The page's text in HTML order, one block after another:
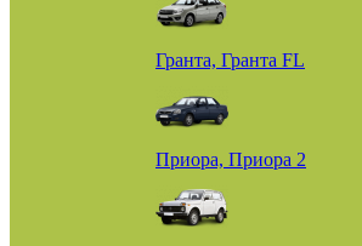
Гранта, Гранта FL
Приора, Приора 2